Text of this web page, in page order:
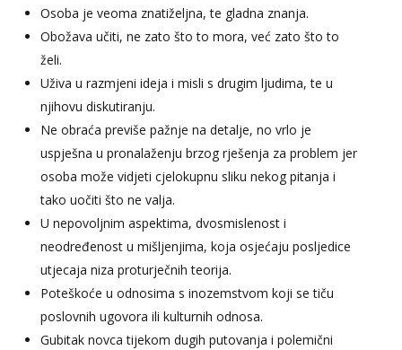
Osoba je veoma znatiželjna, te gladna znanja.
Obožava učiti, ne zato što to mora, već zato što to
želi.
Uživa u razmjeni ideja i misli s drugim ljudima, te u
njihovu diskutiranju.
Ne obraća previše pažnje na detalje, no vrlo je
uspješna u pronalaženju brzog rješenja za problem jer
osoba može vidjeti cjelokupnu sliku nekog pitanja i
tako uočiti što ne valja.
U nepovoljnim aspektima, dvosmislenost i
neodređenost u mišljenjima, koja osjećaju posljedice
utjecaja niza proturječnih teorija.
Poteškoće u odnosima s inozemstvom koji se tiču
poslovnih ugovora ili kulturnih odnosa.
Gubitak novca tijekom dugih putovanja i polemični